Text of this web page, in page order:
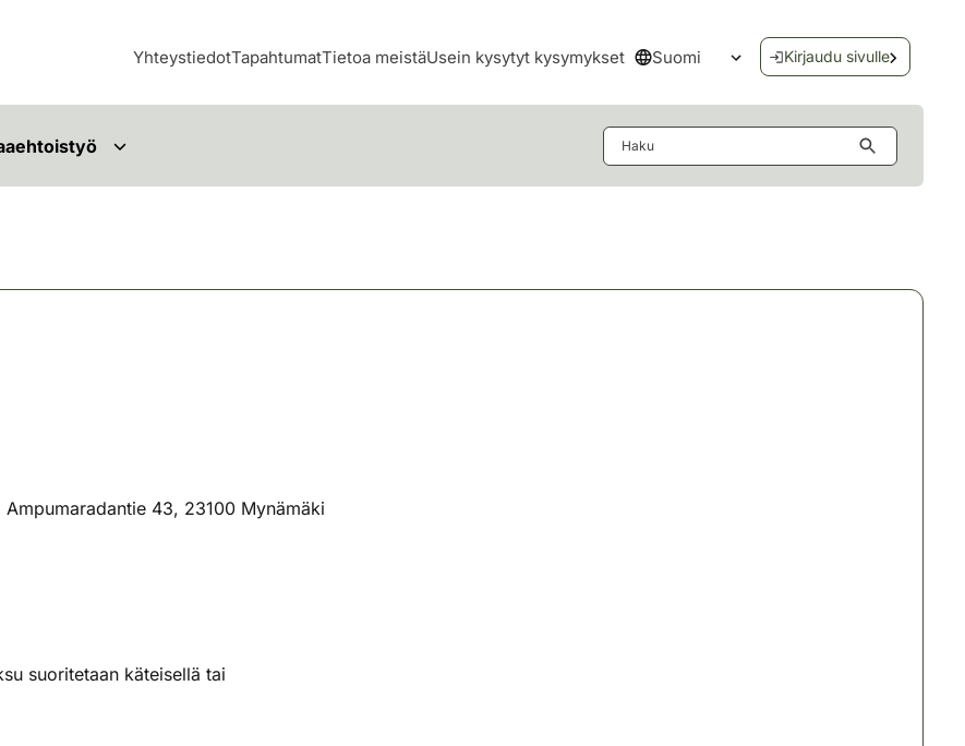
YhteystiedotTapahtumatTietoa meistäUsein kysytyt kysymykset Suomi
Avaa kielivalikko
Kirjaudu sivulle
43, 23100 Mynämäki
suoritetaan käteisellä tai